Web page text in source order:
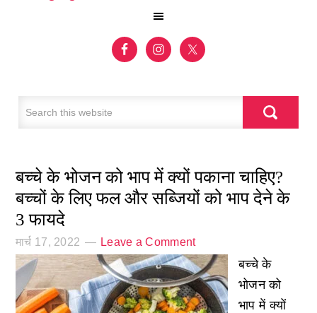
बच्चे के भोजन को भाप में क्यों पकाना चाहिए?
बच्चों के लिए फल और सब्जियों को भाप देने के
3 फायदे
मार्च 17, 2022 Leave a Comment
बच्चे के
भोजन को
भाप में क्यों